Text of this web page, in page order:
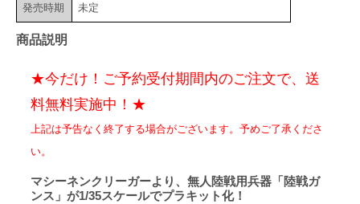
発売時期 未定
商品説明
★今だけ！ご予約受付期間内のご注文で、送
料無料実施中！★
上記は予告なく終了する場合がございます。予めご了承くださ
い。
マシーネンクリーガーより、無人陸戦用兵器「陸戦ガ
ンス」が1/35スケールでプラキット化！